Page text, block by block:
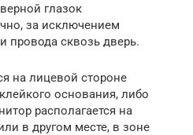
глазок
за исключением
провода сквозь дверь.
на лицевой стороне
основания, либо
располагается на
в другом месте, в зоне